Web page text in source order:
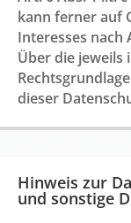
kann ferner auf
Interesses nach
Über die jeweils
dieser
Hinweis zur
und sonstige